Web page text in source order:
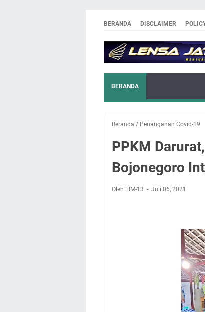
BERANDA DISCLAIMER
BERANDA
Beranda / Penanganan Covid-19
PPKM
Bojonegoro
Oleh TIM-13 Juli 06, 2021